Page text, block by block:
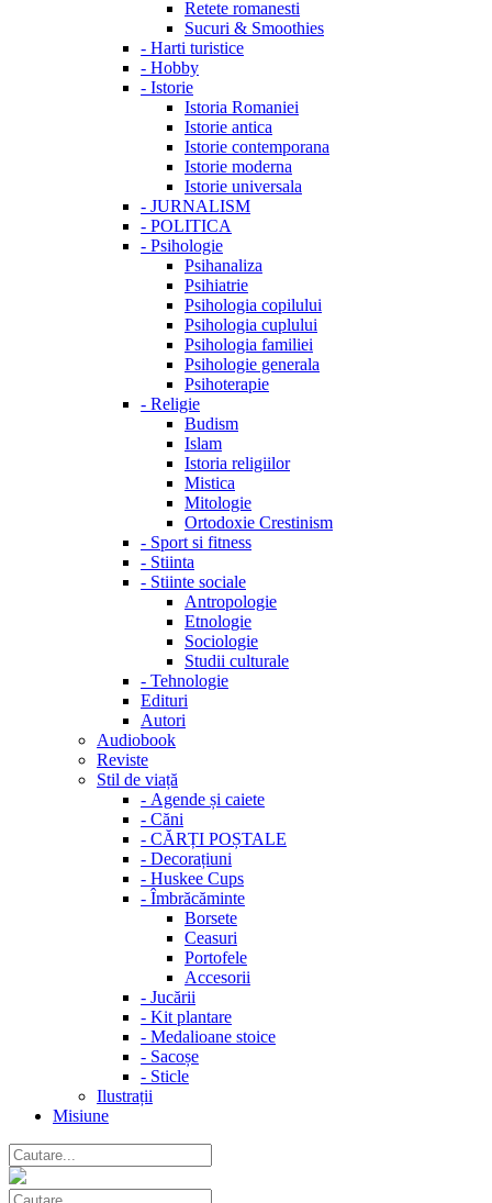
Retete romanesti
Sucuri & Smoothies
- Harti turistice
- Hobby
- Istorie
Istoria Romaniei
Istorie antica
Istorie contemporana
Istorie moderna
Istorie universala
- JURNALISM
- POLITICA
- Psihologie
Psihanaliza
Psihiatrie
Psihologia copilului
Psihologia cuplului
Psihologia familiei
Psihologie generala
Psihoterapie
- Religie
Budism
Islam
Istoria religiilor
Mistica
Mitologie
Ortodoxie Crestinism
- Sport si fitness
- Stiinta
- Stiinte sociale
Antropologie
Etnologie
Sociologie
Studii culturale
- Tehnologie
Edituri
Autori
Audiobook
Reviste
Stil de viață
- Agende și caiete
- Căni
- CĂRȚI POȘTALE
- Decorațiuni
- Huskee Cups
- Îmbrăcăminte
Borsete
Ceasuri
Portofele
Accesorii
- Jucării
- Kit plantare
- Medalioane stoice
- Sacoșe
- Sticle
Ilustrații
Misiune